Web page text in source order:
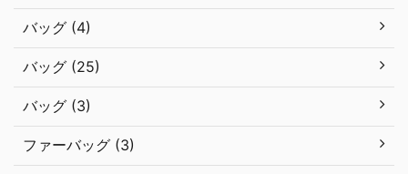
バッグ (4)
バッグ (25)
バッグ (3)
ファーバッグ (3)